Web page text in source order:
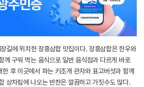
길에 위치한 장흥삼합 맛집이다. 장흥삼합은 한우와
께 구워 먹는 음식으로 일반 음식점과 다르게 바로
후 이곳에서 파는 키조개 관자와 표고버섯과 함께
상차림에 나오는 반찬은 깔끔하고 가짓수도 많다.